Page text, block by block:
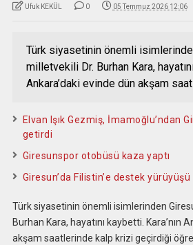
Ufuk KEKÜL 0 05 Temmuz 2026 12:06
Türk siyasetinin önemli
milletvekili Dr. Burhan Kara,
Ankara’daki evinde dün akşam
Elvan Işık Gezmiş, İmamoğlu’ndan
getirdi
Giresunspor otobüsü kaza yaptı
Giresun’da Filistin’e destek yürüyüşü
Türk siyasetinin önemli isimlerinden
Burhan Kara, hayatını kaybetti. Kara’nın
akşam saatlerinde kalp krizi geçirdiği